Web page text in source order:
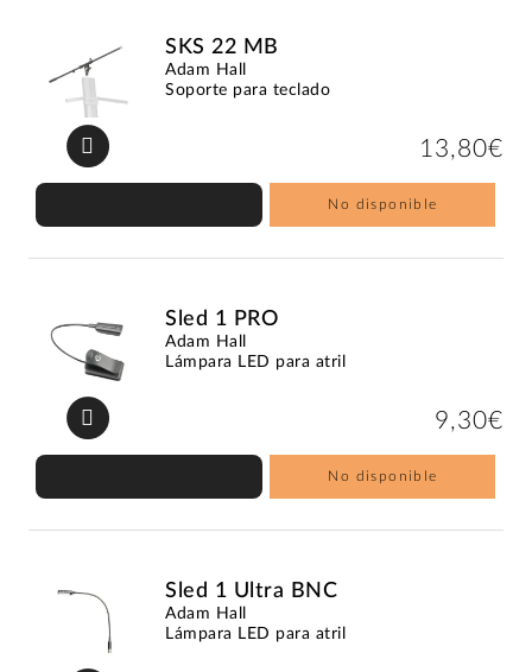
SKS 22 MB
Adam Hall
Soporte para teclado
13,80€
No disponible
Sled 1 PRO
Adam Hall
Lámpara LED para atril
9,30€
No disponible
Sled 1 Ultra BNC
Adam Hall
Lámpara LED para atril